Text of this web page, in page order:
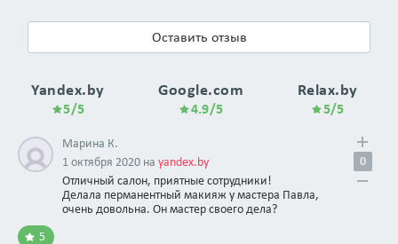
Оставить отзыв
Yandex.by
5/5
Google.com
4.9/5
Relax.by
5/5
Марина К.
1 октября 2020 на yandex.by
Отличный салон, приятные сотрудники!
Делала перманентный макияж у мастера Павла,
очень довольна. Он мастер своего дела?
0
5